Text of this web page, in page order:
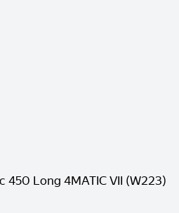
450 Long 4MATIC VII (W223)